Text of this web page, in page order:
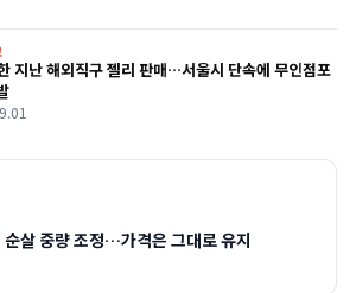
지난 해외직구 젤리 판매…서울시 단속에 무인점포
순살 중량 조정…가격은 그대로 유지